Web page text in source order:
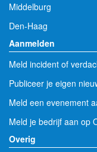
Middelburg
Den-Haag
Aanmelden
Meld incident of
Publiceer je eigen
Meld een evenement
Meld je bedrijf aan op
Overig